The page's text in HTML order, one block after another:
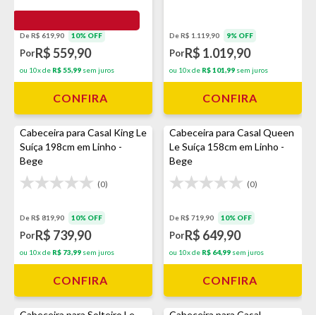
De R$ 619,90 10% OFF
PorR$ 559,90
ou 10x de R$ 55,99 sem juros
CONFIRA
De R$ 1.119,90 9% OFF
PorR$ 1.019,90
ou 10x de R$ 101,99 sem juros
CONFIRA
Cabeceira para Casal King Le
Suíça 198cm em Linho -
Bege
(0)
De R$ 819,90 10% OFF
PorR$ 739,90
ou 10x de R$ 73,99 sem juros
CONFIRA
Cabeceira para Casal Queen
Le Suíça 158cm em Linho -
Bege
(0)
De R$ 719,90 10% OFF
PorR$ 649,90
ou 10x de R$ 64,99 sem juros
CONFIRA